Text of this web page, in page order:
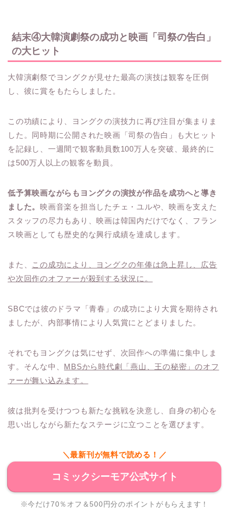
結末④大韓演劇祭の成功と映画「司祭の告白」
の大ヒット
大韓演劇祭でヨングクが見せた最高の演技は観客を圧倒
し、彼に賞をもたらしました。
この功績により、ヨングクの演技力に再び注目が集まりま
した。同時期に公開された映画「司祭の告白」も大ヒット
を記録し、一週間で観客動員数100万人を突破、最終的に
は500万人以上の観客を動員。
低予算映画ながらもヨングクの演技が作品を成功へと導き
ました。映画音楽を担当したチェ・ユルや、映画を支えた
スタッフの尽力もあり、映画は韓国内だけでなく、フラン
ス映画としても歴史的な興行成績を達成します。
また、
この成功により、ヨングクの年俸は急上昇し、広告
や次回作のオファーが殺到する状況に。
SBCでは彼のドラマ「青春」の成功により大賞を期待され
ましたが、内部事情により人気賞にとどまりました。
それでもヨングクは気にせず、次回作への準備に集中しま
す。そんな中、 MBSから時代劇「燕山、王の秘密」のオフ
ァーが舞い込みます。
彼は批判を受けつつも新たな挑戦を決意し、自身の初心を
思い出しながら新たなステージに立つことを選びます。
＼最新刊が無料で読める！／
コミックシーモア公式サイト
※今だけ70％オフ＆500円分のポイントがもらえます！